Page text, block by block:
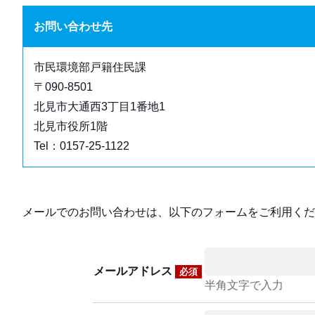
お問い合わせ先
市民環境部戸籍住民課
〒090-8501
北見市大通西3丁目1番地1
北見市役所1階
Tel：0157-25-1122
メールでのお問い合わせは、以下のフォームをご利用く
メールアドレス 必須
半角文字で入力